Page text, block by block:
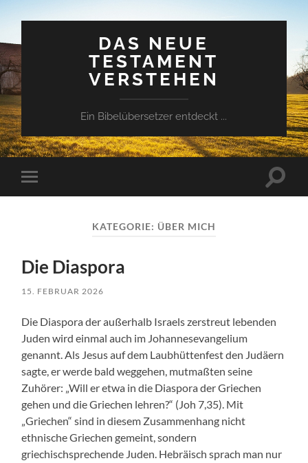
DAS NEUE
TESTAMENT
VERSTEHEN
Ein Bibelübersetzer entdeckt ...
Mobile-
Menü
KATEGORIE: ÜBER MICH
Die Diaspora
15. FEBRUAR 2026
Die Diaspora der außerhalb Israels zerstreut lebenden
Juden wird einmal auch im Johannesevangelium
genannt. Als Jesus auf dem Laubhüttenfest den Judäern
sagte, er werde bald weggehen, mutmaßten seine
Zuhörer: „Will er etwa in die Diaspora der Griechen
gehen und die Griechen lehren?“ (Joh 7,35). Mit
„Griechen“ sind in diesem Zusammenhang nicht
ethnische Griechen gemeint, sondern
griechischsprechende Juden. Hebräisch sprach man nur